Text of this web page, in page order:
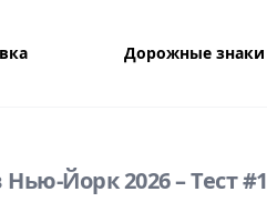
Дорожные знаки
Йорк 2026 – Тест #1